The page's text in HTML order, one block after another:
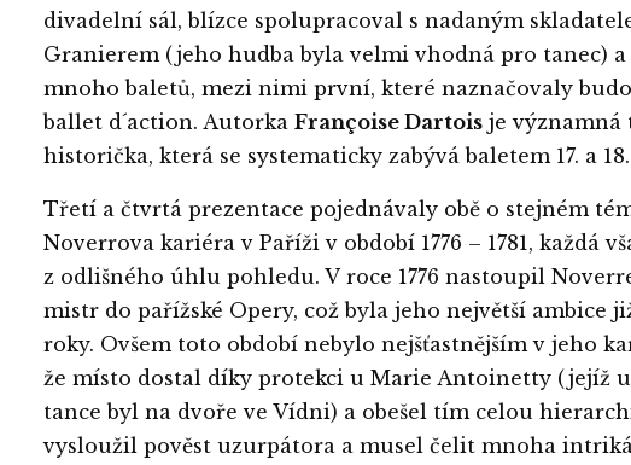
divadelní sál, blízce spolupracoval s nadaným
Granierem (jeho hudba byla velmi vhodná pro tanec) a
mnoho baletů, mezi nimi první, které naznačovaly
ballet d´action. Autorka Françoise Dartoisje významná
historička, která se systematicky zabývá baletem 17. a
Třetí a čtvrtá prezentace pojednávaly obě o stejném
Noverrova kariéra v Paříži v období 1776 – 1781, každá
z odlišného úhlu pohledu. V roce 1776 nastoupil
mistr do pařížské Opery, což byla jeho největší ambice
roky. Ovšem toto období nebylo nejšťastnějším v jeho
že místo dostal díky protekci u Marie Antoinetty (jejíž
tance byl na dvoře ve Vídni) a obešel tím celou
vysloužil pověst uzurpátora a musel čelit mnoha